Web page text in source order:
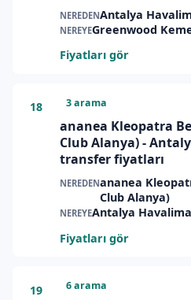
NEREDENAntalya
NEREYEGreenwood
Fiyatları gör
18 3 arama
ananea Kleopatra
Club Alanya) -
transfer fiyatları
NEREDENananea
Club Alanya)
NEREYEAntalya
Fiyatları gör
19 6 arama